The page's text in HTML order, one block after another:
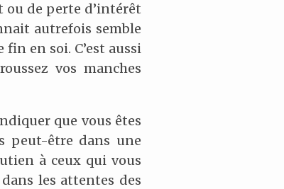
ou de perte d’intérêt
autrefois semble
en soi. C’est aussi
vos manches
que vous êtes
peut-être dans une
à ceux qui vous
les attentes des